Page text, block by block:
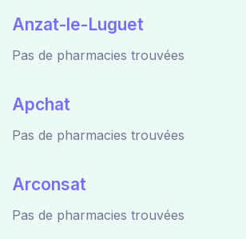
Anzat-le-Luguet
Pas de pharmacies trouvées
Apchat
Pas de pharmacies trouvées
Arconsat
Pas de pharmacies trouvées